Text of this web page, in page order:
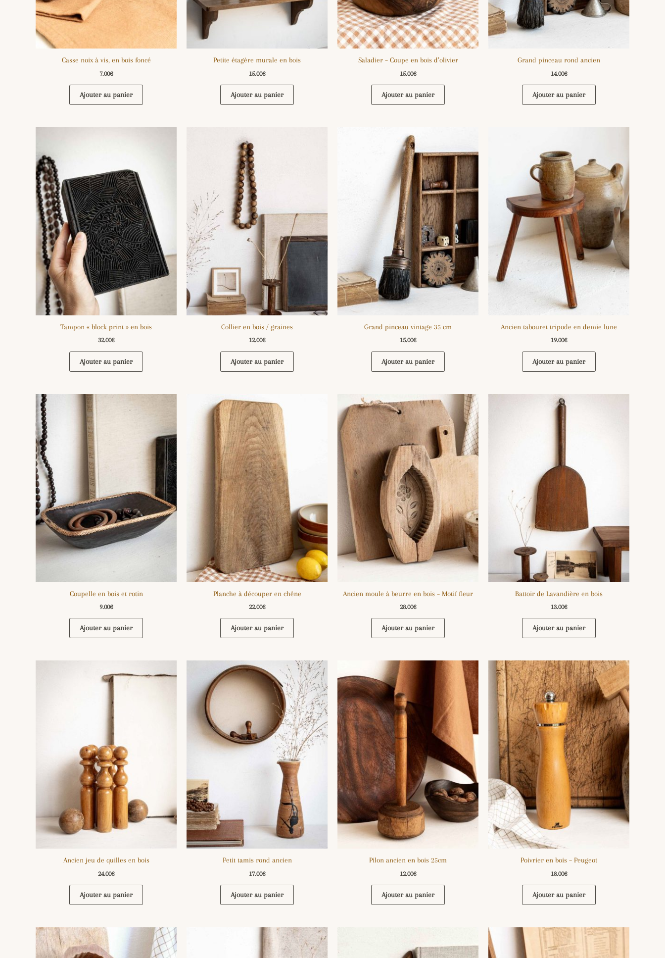
Casse noix à vis, en bois foncé
7.00€
Ajouter au panier
Petite étagère murale en bois
15.00€
Ajouter au panier
Saladier – Coupe en bois d’olivier
15.00€
Ajouter au panier
Grand pinceau rond ancien
14.00€
Ajouter au panier
Tampon « block print » en bois
32.00€
Ajouter au panier
Collier en bois / graines
12.00€
Ajouter au panier
Grand pinceau vintage 35 cm
15.00€
Ajouter au panier
Ancien tabouret tripode en demie lune
19.00€
Ajouter au panier
Coupelle en bois et rotin
9.00€
Ajouter au panier
Planche à découper en chêne
22.00€
Ajouter au panier
Ancien moule à beurre en bois – Motif fleur
28.00€
Ajouter au panier
Battoir de Lavandière en bois
13.00€
Ajouter au panier
Ancien jeu de quilles en bois
24.00€
Ajouter au panier
Petit tamis rond ancien
17.00€
Ajouter au panier
Pilon ancien en bois 25cm
12.00€
Ajouter au panier
Poivrier en bois – Peugeot
18.00€
Ajouter au panier
Plage Ce
produit